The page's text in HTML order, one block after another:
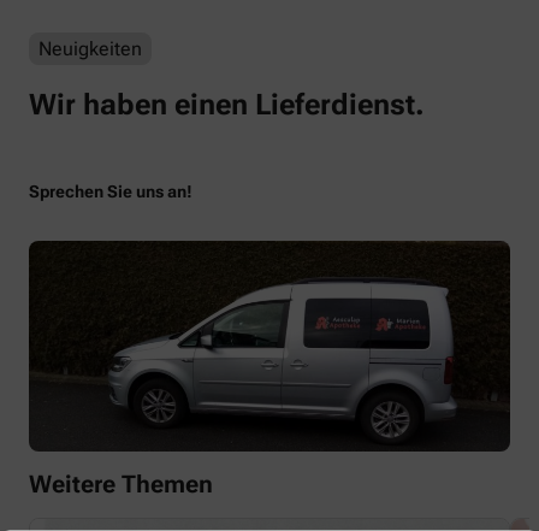
Neuigkeiten
Wir haben einen Lieferdienst.
Sprechen Sie uns an!
Weitere Themen